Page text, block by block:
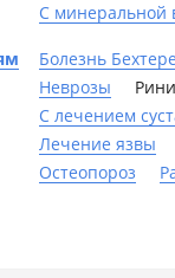
С минеральной
Болезнь
Неврозы
С лечением
Лечение язвы
Остеопороз